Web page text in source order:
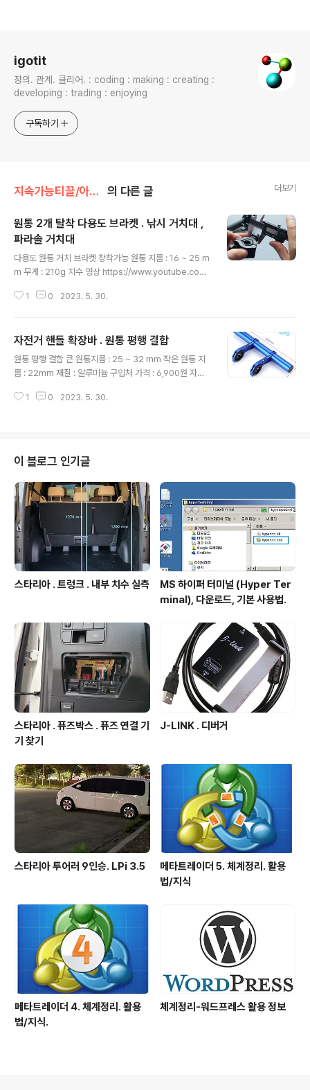
igotit
정의. 관계. 클리어. : coding : making : creating :
developing : trading : enjoying
구독하기
지속가능티끌/아이템 의 다른 글 더보기
원통 2개 탈착 다용도 브라켓 . 낚시 거치대 ,
파라솔 거치대
다용도 원통 거치 브라켓 장착가능 원통 지름 : 16 ~ 25 m
m 무게 : 210g 치수 영상 https://www.youtube.com/
도 holder 파라솔각도기 파라솔 각도조절기 꽂이 지지대
때 필요한 세부 치수들. 클램프 를 원통외경 25.45 mm
인 것에 연결해 본 것. 빡빡하게 클램프 에 들어가긴 한다.
이것보다 더 큰 지름의 원통은 체결 불가능. 클램프에 튼튼
지만, 클램프에 너트가 박혀있다. 규격 확인해 보니 지름 6
1 0 2023. 5. 30.
자전거 핸들 확장바 . 원통 평행 결합
원통 평행 결합 큰 원통지름 : 25 ~ 32 mm 작은 원통 지
름 : 22mm 재질 : 알루미늄 구입처 가격 : 6,900원 자전
COUPANG www.coupang.com 붉은색 구입함. 연관
커튼 봉 고정 브라켓 2P DD-11369 COUPANG www.
coupang.com - 원통지름 : 최대 22mm igotit.tistor
y.com 첫 등록 : 2023.05.30 최종 수정 : 2023.06.01
단축 주소 : https://igotit.tistory..
1 0 2023. 5. 30.
이 블로그 인기글
스타리아 . 트렁크 . 내부 치수 실측
MS 하이퍼 터미널 (Hyper Ter
minal), 다운로드, 기본 사용법.
스타리아 . 퓨즈박스 . 퓨즈 연결 기
기 찾기
J-LINK . 디버거
스타리아 투어러 9인승. LPi 3.5
메타트레이더 5. 체계정리. 활용
법/지식
메타트레이더 4. 체계정리. 활용
법/지식.
체계정리-워드프레스 활용 정보